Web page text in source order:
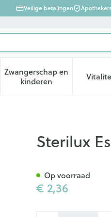
Veilige betalingen
verzorging en hygiëne
voor Dieet, voeding en
Zwangerschap en
kinderenToon submenu
Sterilux
€ 2,36
Op voorraad